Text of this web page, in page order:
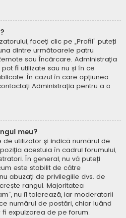
faceți clic pe „Profil” puteți
dintre următoarele patru
sau Încărcare. Administrația
fi utilizate sau nu și în ce
În cazul în care opțiunea
Administrația pentru a o
meu?
utilizator și indică numărul de
acestuia în cadrul forumului,
În general, nu vă puteți
este stabilit de către
abuzați de privilegiile dvs. de
rangul. Majoritatea
nu îl tolerează, iar moderatorii
numărul de postări, chiar luând
expulzarea de pe forum.